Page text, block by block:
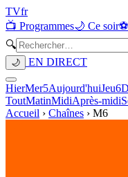
TVfr
📺 Programmes🌙 Ce soir
🔍
🌙 EN DIRECT
HierMer5Aujourd'huiJeu6
ToutMatinMidiAprès-midi
Accueil › Chaînes › M6